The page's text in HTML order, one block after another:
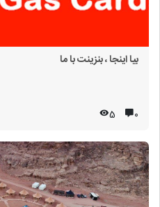
بیا اینجا ، بنزینت با ما
۰ 5